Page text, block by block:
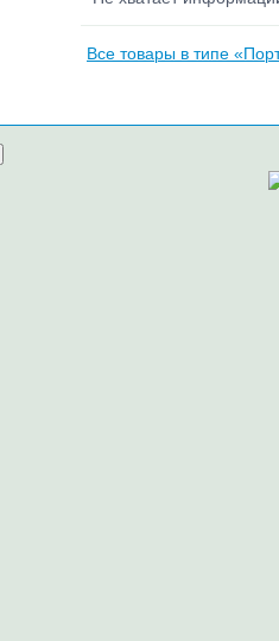
Все товары в типе